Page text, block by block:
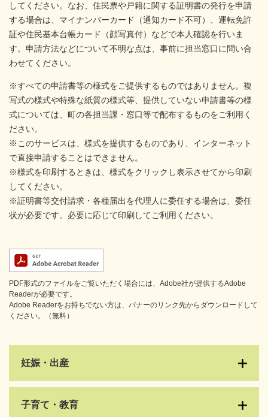
してください。なお、住民票や戸籍に関する証明書の発行を申請
する場合は、マイナンバーカード（通知カード不可）、運転免許
証や住民基本台帳カード（顔写真付）などで本人確認を行いま
す。申請方法などについて不明な点は、事前に担当窓口に問い合
わせてください。
※すべての申請書等の様式をご提供するものではありません。複
写式の様式や特殊な紙質の様式等、提供していない申請書等の様
式については、町の各担当課・窓口等で配布するものをご利用く
ださい。
※このサービスは、様式を提供するものであり、インターネット
で直接申請することはできません。
※様式を印刷するときは、様式をクリックし表示させてから印刷
してください。
※証明書等交付請求・各種届出を代理人に委任する場合は、委任
状が必要です。必要に応じて印刷してご利用ください。
PDF形式のファイルをご覧いただく場合には、Adobe社が提供するAdobe
Readerが必要です。
Adobe Readerをお持ちでない方は、バナーのリンク先からダウンロードして
ください。（無料）
妊娠・出産
子育て・教育